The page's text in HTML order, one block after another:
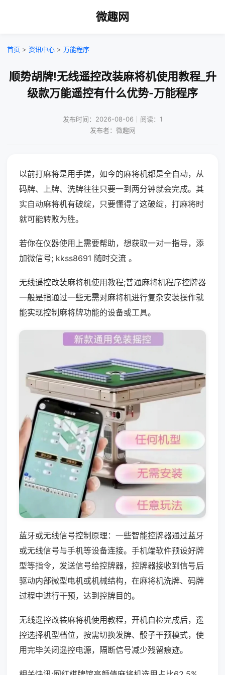
微趣网
首页 > 资讯中心 > 万能程序
顺势胡牌!无线遥控改装麻将机使用教程_升
级款万能遥控有什么优势-万能程序
发布时间：2026-08-06｜阅读：1
发布者：微趣网
以前打麻将是用手搓，如今的麻将机都是全自动，从
码牌、上牌、洗牌往往只要一到两分钟就会完成。其
实自动麻将机有破绽，只要懂得了这破绽，打麻将时
就可能转败为胜。
若你在仪器使用上需要帮助，想获取一对一指导，添
加微信号; kkss8691 随时交流 。
无线遥控改装麻将机使用教程;普通麻将机程序控牌器
一般是指通过一些无需对麻将机进行复杂安装操作就
能实现控制麻将牌功能的设备或工具。
蓝牙或无线信号控制原理：一些智能控牌器通过蓝牙
或无线信号与手机等设备连接。手机端软件预设好牌
型等指令，发送信号给控牌器，控牌器接收到信号后
驱动内部微型电机或机械结构，在麻将机洗牌、码牌
过程中进行干预，达到控牌目的。
无线遥控改装麻将机使用教程，开机自检完成后，遥
控选择机型档位，按需切换发牌、骰子干预模式，使
用完毕关闭遥控电源，隔断信号减少残留痕迹。